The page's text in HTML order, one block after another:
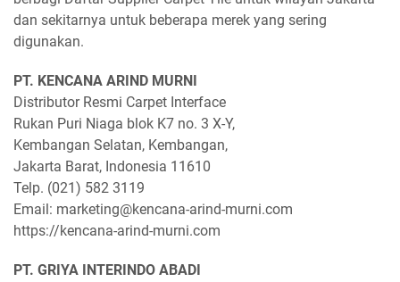
dan sekitarnya untuk beberapa merek yang sering
digunakan.
PT. KENCANA ARIND MURNI
Distributor Resmi Carpet Interface
Rukan Puri Niaga blok K7 no. 3 X-Y,
Kembangan Selatan, Kembangan,
Jakarta Barat, Indonesia 11610
Telp. (021) 582 3119
Email: marketing@kencana-arind-murni.com
https://kencana-arind-murni.com
PT. GRIYA INTERINDO ABADI